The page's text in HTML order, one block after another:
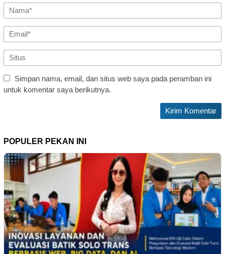
Simpan nama, email, dan situs web saya pada peramban ini
untuk komentar saya berikutnya.
POPULER PEKAN INI